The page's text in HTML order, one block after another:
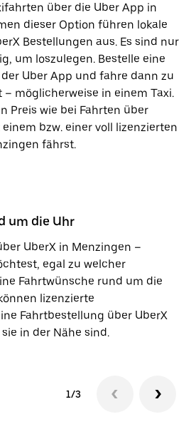
über die Uber App in
dieser Option führen lokale
Bestellungen aus. Es sind nur
um loszulegen. Bestelle eine
Uber App und fahre dann zu
möglicherweise in einem Taxi.
Preis wie bei Fahrten über
bzw. einer voll lizenzierten
fährst.
um die Uhr
UberX in Menzingen –
egal zu welcher
Fahrtwünsche rund um die
lizenzierte
Fahrtbestellung über UberX
in der Nähe sind.
1/3